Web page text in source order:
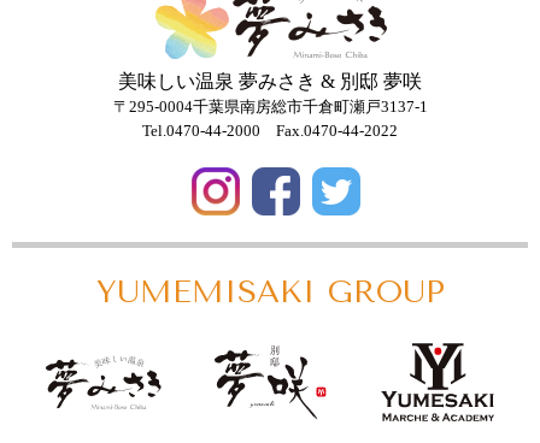
美味しい温泉 夢みさき & 別邸 夢咲
〒295-0004千葉県南房総市千倉町瀬戸3137-1
Tel.0470-44-2000 Fax.0470-44-2022
YUMEMISAKI GROUP